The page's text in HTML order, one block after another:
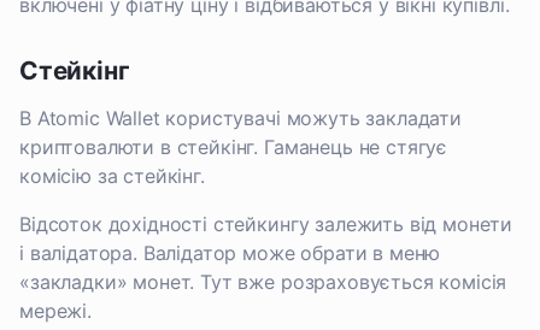
включені у фіатну ціну і відбиваються у вікні купівлі.
Стейкінг
В Atomic Wallet користувачі можуть закладати
криптовалюти в стейкінг. Гаманець не стягує
комісію за стейкінг.
Відсоток дохідності стейкингу залежить від монети
і валідатора. Валідатор може обрати в меню
«закладки» монет. Тут вже розраховується комісія
мережі.